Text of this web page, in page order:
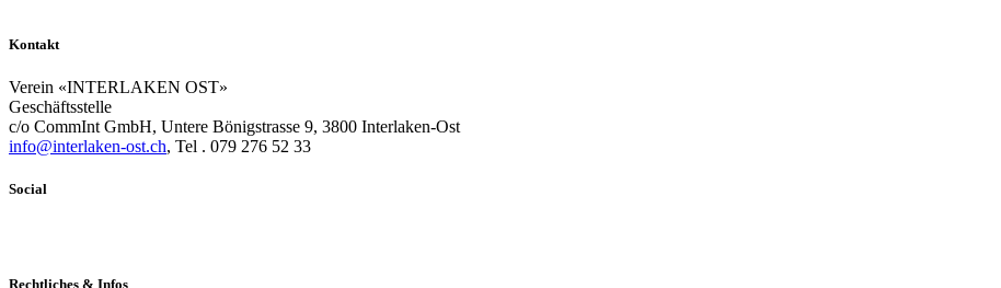
Kontakt
Verein «INTERLAKEN OST»
Geschäftsstelle
c/o CommInt GmbH, Untere Bönigstrasse 9, 3800 Interlaken-Ost
info@interlaken-ost.ch, Tel . 079 276 52 33
Social
Rechtliches & Infos